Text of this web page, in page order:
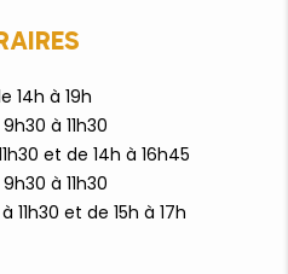
14h à 19h
à 11h30
et de 14h à 16h45
à 11h30
11h30 et de 15h à 17h